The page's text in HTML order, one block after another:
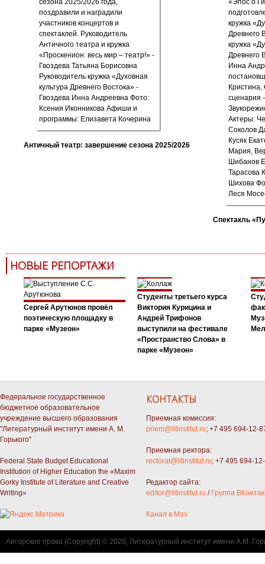
Античный театр: завершение сезона 2025/2026
Спектакль
НОВЫЕ РЕПОРТАЖИ
Сергей Арутюнов провёл
поэтическую площадку в
парке «Музеон»
Студенты третьего курса
Виктория Курицина и
Андрей Трифонов
выступили на фестивале
«Пространство Слова» в
парке «Музеон»
Федеральное государственное
бюджетное образовательное
учреждение высшего образования
"Литературный институт имени А. М.
Горького"
Federal State Budget Educational
Institution of Higher Education the «Maxim
Gorky Institute of Literature and Creative
Writing»
КОНТАКТЫ
Приемная комиссия:
priem@litinstitut.ru; +7 495 694-12-
Приемная ректора:
rectorat@litinstitut.ru; +7 495 694-
Редактор сайта:
editor@litinstitut.ru / Группа
Канал в Max
Авторские права (Copyright) © 2026, Литературный институт имени А.М.